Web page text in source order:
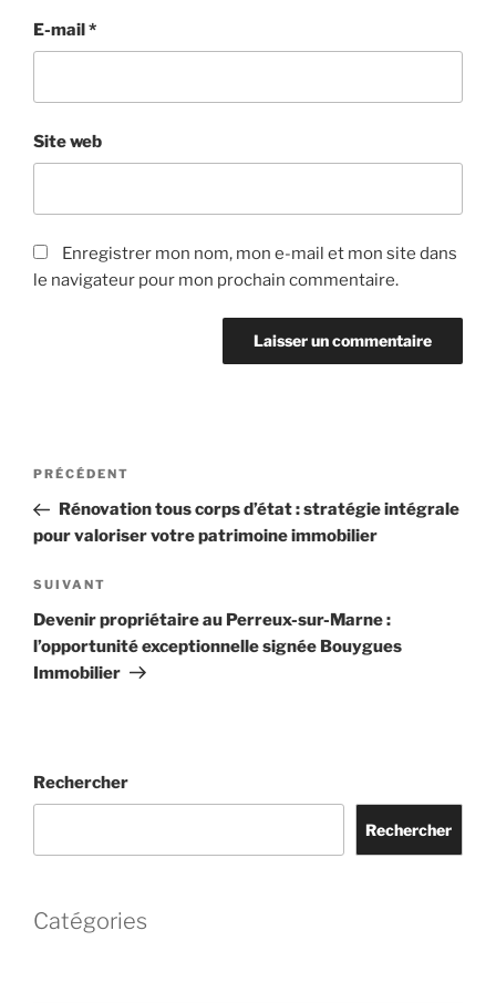
E-mail*
Site web
Enregistrer mon nom, mon e-mail et mon site dans
le navigateur pour mon prochain commentaire.
Navigation
l’article
Article
précédent
PRÉCÉDENT
Rénovation tous corps d’état : stratégie intégrale
pour valoriser votre patrimoine immobilier
Article
suivant
SUIVANT
Devenir propriétaire au Perreux-sur-Marne :
l’opportunité exceptionnelle signée Bouygues
Immobilier
Rechercher
Rechercher
Catégories